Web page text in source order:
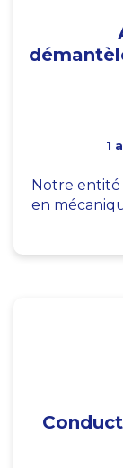
1
Notre entité
en